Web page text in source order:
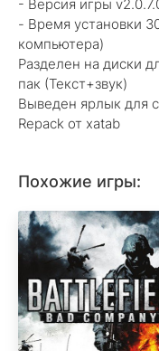
- Версия игры
- Время установки
компьютера)
Разделен на диски
пак (Текст+звук)
Выведен ярлык для
Repack от xatab
Похожие игры: